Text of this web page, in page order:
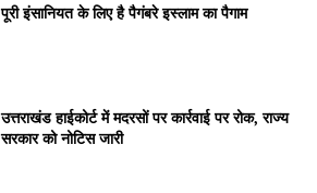
पूरी इंसानियत के लिए है पैगंबरे इस्लाम का पैगाम
उत्तराखंड हाईकोर्ट में मदरसों पर कार्रवाई पर रोक, राज्य
सरकार को नोटिस जारी